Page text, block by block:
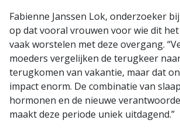
Fabienne Janssen Lok, onderzoeker
op dat vooral vrouwen voor wie dit
vaak worstelen met deze overgang.
moeders vergelijken de terugkeer
terugkomen van vakantie, maar dat
impact enorm. De combinatie van
hormonen en de nieuwe
maakt deze periode uniek uitdagend.”